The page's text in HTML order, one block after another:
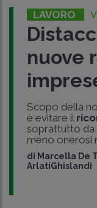
LAVORO
nuove
Scopo della
è evitare il
soprattutto da
meno onerosi
di Marcella De
ArlatiGhislandi